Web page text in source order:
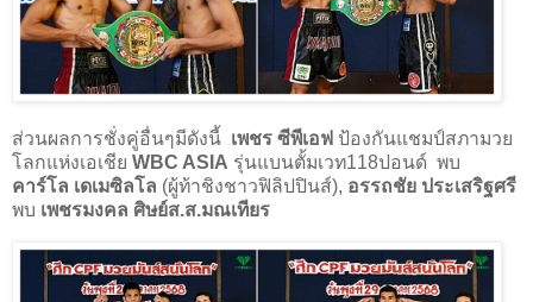
ส่วนผลการชั่งคู่อื่นๆมีดังนี้ เพชร ซีพีเอฟ ป้องกันแชมป์สภามวย
โลกแห่งเอเชีย WBC ASIA รุ่นแบนตั้มเวท118ปอนด์ พบ
คาร์โล เดเมซิลโล (ผู้ท้าชิงชาวฟิลิปปินส์), อรรถชัย ประเสริฐศรี
พบ เพชรมงคล ศิษย์ส.ส.มณเทียร